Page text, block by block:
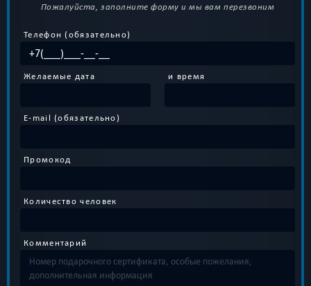
Пожалуйста, заполните форму и мы вам перезвоним
Телефон (обязательно)
Желаемые дата и время
E-mail (обязательно)
Промокод
Количество человек
Комментарий